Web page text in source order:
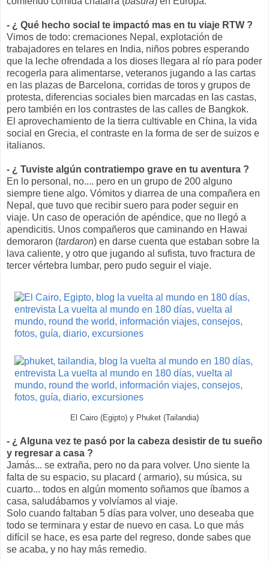
- ¿ Qué hecho social te impactó mas en tu viaje RTW ?
Vimos de todo: cremaciones Nepal, explotación de
trabajadores en telares en India, niños pobres esperando
que la leche ofrendada a los dioses llegara al río para poder
recogerla para alimentarse, veteranos jugando a las cartas
en las plazas de Barcelona, corridas de toros y grupos de
protesta, diferencias sociales bien marcadas en las castas,
pero también en los contrastes de las calles de Bangkok.
El aprovechamiento de la tierra cultivable en China, la vida
social en Grecia, el contraste en la forma de ser de suizos e
italianos.
- ¿ Tuviste algún contratiempo grave en tu aventura ?
En lo personal, no.... pero en un grupo de 200 alguno
siempre tiene algo. Vómitos y diarrea de una compañera en
Nepal, que tuvo que recibir suero para poder seguir en
viaje. Un caso de operación de apéndice, que no llegó a
apendicitis. Unos compañeros que caminando en Hawai
demoraron (tardaron) en darse cuenta que estaban sobre la
lava caliente, y otro que jugando al sufista, tuvo fractura de
tercer vértebra lumbar, pero pudo seguir el viaje.
El Cairo (Egipto) y Phuket (Tailandia)
- ¿ Alguna vez te pasó por la cabeza desistir de tu sueño
y regresar a casa ?
Jamás... se extraña, pero no da para volver. Uno siente la
falta de su espacio, su placard ( armario), su música, su
cuarto... todos en algún momento soñamos que íbamos a
casa, saludábamos y volvíamos al viaje.
Solo cuando faltaban 5 días para volver, uno deseaba que
todo se terminara y estar de nuevo en casa. Lo que más
difícil se hace, es esa parte del regreso, donde sabes que
se acaba, y no hay más remedio.